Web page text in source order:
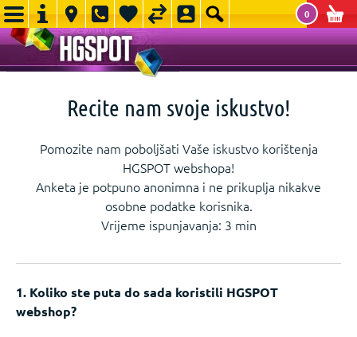
0
Recite nam svoje iskustvo!
Pomozite nam poboljšati Vaše iskustvo korištenja
HGSPOT webshopa!
Anketa je potpuno anonimna i ne prikuplja nikakve
osobne podatke korisnika.
Vrijeme ispunjavanja: 3 min
1. Koliko ste puta do sada koristili HGSPOT
webshop?